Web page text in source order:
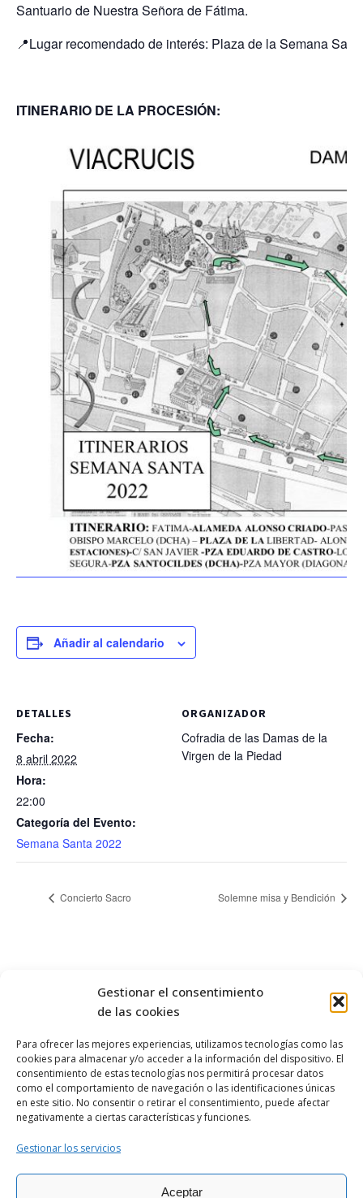
Gestionar el consentimiento
de las cookies
Para ofrecer las mejores experiencias, utilizamos tecnologías como las
cookies para almacenar y/o acceder a la información del dispositivo. El
consentimiento de estas tecnologías nos permitirá procesar datos
como el comportamiento de navegación o las identificaciones únicas
en este sitio. No consentir o retirar el consentimiento, puede afectar
negativamente a ciertas características y funciones.
Gestionar los servicios
Aceptar
Santuario de Nuestra Señora de Fátima.
📍Lugar recomendado de interés: Plaza de la Semana
ITINERARIO DE LA PROCESIÓN:
Añadir al calendario
DETALLES
Fecha:
8 abril 2022
Hora:
22:00
Categoría del Evento:
Semana Santa 2022
ORGANIZADOR
Cofradia de las Damas de la
Virgen de la Piedad
Concierto Sacro Solemne misa y Bendición
OBISPADO DE
ASTORGA